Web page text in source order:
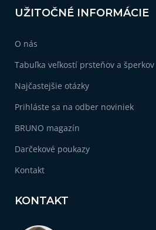
UŽITOČNÉ INFORMÁCIE
O nás
Tabuľka veľkostí prsteňov a šperkov
Najčastejšie otázky
Prihláste sa na odber noviniek
BRUNO magazín
Darčekové poukazy
Kontakt
KONTAKT